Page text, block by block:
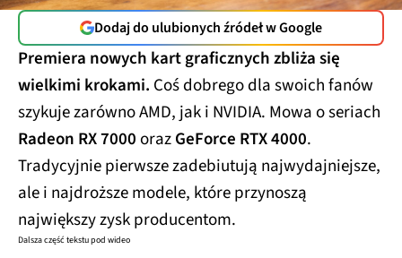
Dodaj do ulubionych źródeł w Google
Premiera nowych kart graficznych zbliża się
wielkimi krokami. Coś dobrego dla swoich fanów
szykuje zarówno AMD, jak i NVIDIA. Mowa o seriach
Radeon RX 7000orazGeForce RTX 4000.
Tradycyjnie pierwsze zadebiutują najwydajniejsze,
ale i najdroższe modele, które przynoszą
największy zysk producentom.
Dalsza część tekstu pod wideo